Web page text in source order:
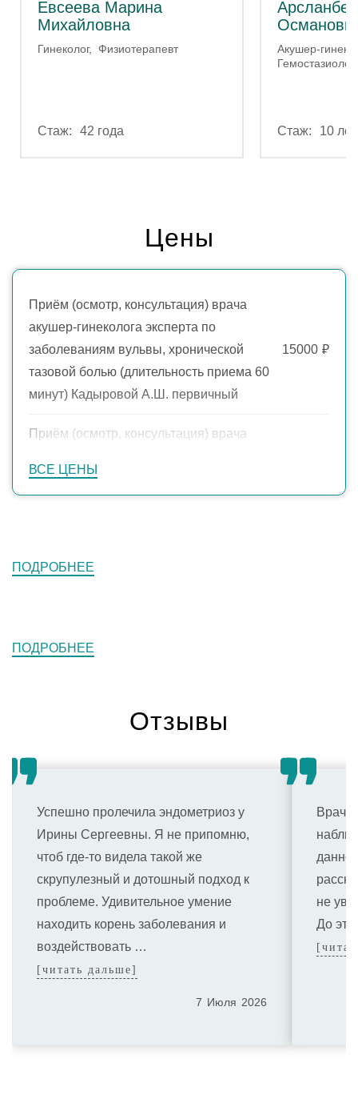
Евсеева Марина
Михайловна
Гинеколог Физиотерапевт
42 года
Акушер-
Гемостазиолог
10 лет
Цены
ВСЕ ЦЕНЫ
Приём (осмотр, консультация) врача
акушер-гинеколога эксперта по
заболеваниям вульвы, хронической
тазовой болью (длительность приема 60
минут) Кадыровой А.Ш. первичный
15000 ₽
Приём (осмотр, консультация) врача
заболеваниям вульвы, хронической
Кадыровой А.Ш. повторный
ПОДРОБНЕЕ
ПОДРОБНЕЕ
Отзывы
Успешно пролечила эндометриоз у
Ирины Сергеевны. Я не припомню,
чтоб где-то видела такой же
скрупулезный и дотошный подход к
проблеме. Удивительное умение
находить корень заболевания и
воздействовать …
[читать дальше]
7 Июля 2026
Врач
не
До